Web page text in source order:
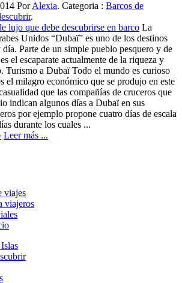
PorAlexia. Categoria : Barcos de
.
La
Unidos “Dubaï” es uno de los destinos
Parte de un simple pueblo pesquero y de
el escaparate actualmente de la riqueza y
Turismo a Dubaï Todo el mundo es curioso
el milagro económico que se produjo en este
que las compañías de cruceros que
indican algunos días a Dubaï en sus
por ejemplo propone cuatro días de escala
durante los cuales ...
Leer más ...
viajes
viajeros